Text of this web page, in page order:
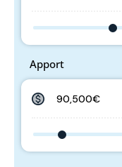
Apport